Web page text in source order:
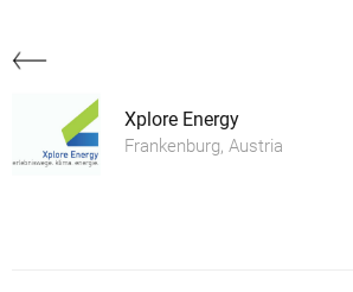
Xplore Energy
Frankenburg, Austria